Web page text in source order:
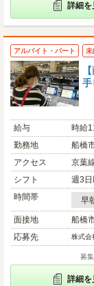
詳細を
アルバイト・パート 未
手
給与
時給
勤務地
船橋
アクセス
京葉
シフト
週3
時間帯
早
面接地
船橋
応募先
株式会
募
詳細を